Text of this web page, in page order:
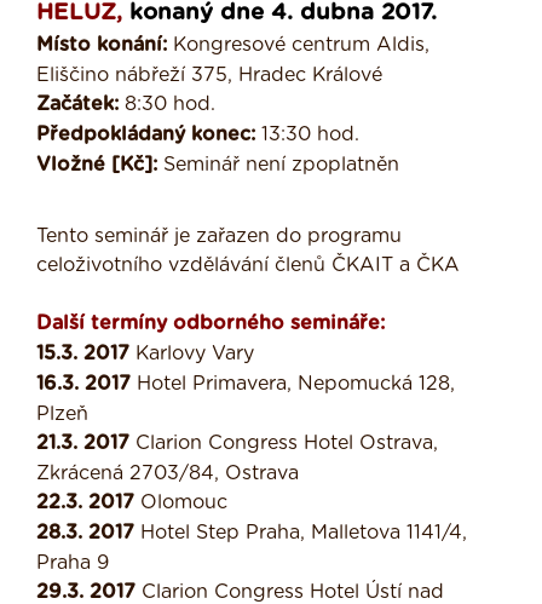
HELUZ, konaný dne 4. dubna 2017.
Místo konání: Kongresové centrum Aldis,
Eliščino nábřeží 375, Hradec Králové
Začátek: 8:30 hod.
Předpokládaný konec: 13:30 hod.
Vložné [Kč]: Seminář není zpoplatněn
Tento seminář je zařazen do programu
celoživotního vzdělávání členů ČKAIT a ČKA
Další termíny odborného semináře:
15.3. 2017 Karlovy Vary
16.3. 2017 Hotel Primavera, Nepomucká 128,
Plzeň
21.3. 2017 Clarion Congress Hotel Ostrava,
Zkrácená 2703/84, Ostrava
22.3. 2017 Olomouc
28.3. 2017 Hotel Step Praha, Malletova 1141/4,
Praha 9
29.3. 2017 Clarion Congress Hotel Ústí nad